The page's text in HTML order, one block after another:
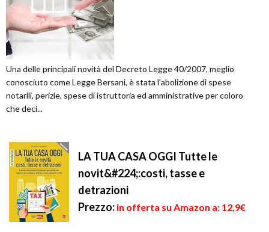
Una delle principali novità del Decreto Legge 40/2007, meglio
conosciuto come Legge Bersani, è stata l'abolizione di spese
notarili, perizie, spese di istruttoria ed amministrative per coloro
che deci...
LA TUA CASA OGGI Tutte le
novit&#224;:costi, tasse e
detrazioni
Prezzo: in offerta su Amazon a: 12,9€